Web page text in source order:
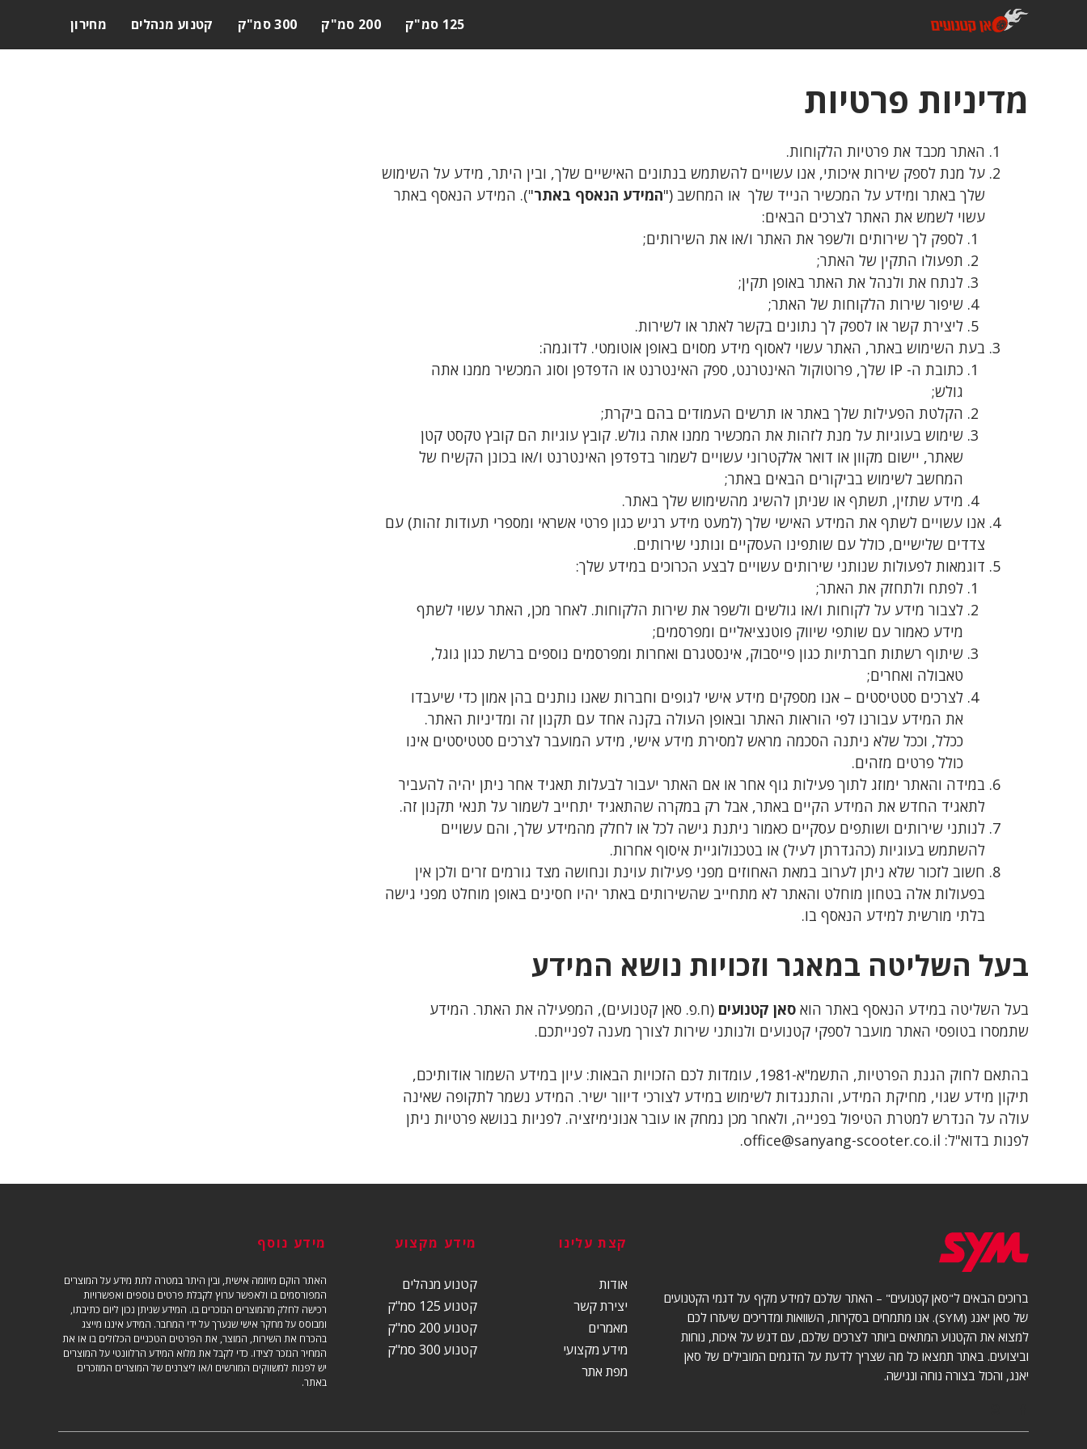
125 סמ"ק 200 סמ"ק 300 סמ"ק קטנוע מנהלים מחירון
מדיניות פרטיות
האתר מכבד את פרטיות הלקוחות.
על מנת לספק שירות איכותי, אנו עשויים להשתמש בנתונים האישיים שלך, ובין היתר, מידע על השימוש
שלך באתר ומידע על המכשיר הנייד שלך או המחשב ("המידע הנאסף באתר"). המידע הנאסף באתר
עשוי לשמש את האתר לצרכים הבאים:
לספק לך שירותים ולשפר את האתר ו/או את השירותים;
תפעולו התקין של האתר;
לנתח את ולנהל את האתר באופן תקין;
שיפור שירות הלקוחות של האתר;
ליצירת קשר או לספק לך נתונים בקשר לאתר או לשירות.
בעת השימוש באתר, האתר עשוי לאסוף מידע מסוים באופן אוטומטי. לדוגמה:
כתובת ה- IP שלך, פרוטוקול האינטרנט, ספק האינטרנט או הדפדפן וסוג המכשיר ממנו אתה
גולש;
הקלטת הפעילות שלך באתר או תרשים העמודים בהם ביקרת;
שימוש בעוגיות על מנת לזהות את המכשיר ממנו אתה גולש. קובץ עוגיות הם קובץ טקסט קטן
שאתר, יישום מקוון או דואר אלקטרוני עשויים לשמור בדפדפן האינטרנט ו/או בכונן הקשיח של
המחשב לשימוש בביקורים הבאים באתר;
מידע שתזין, תשתף או שניתן להשיג מהשימוש שלך באתר.
אנו עשויים לשתף את המידע האישי שלך (למעט מידע רגיש כגון פרטי אשראי ומספרי תעודות זהות) עם
צדדים שלישיים, כולל עם שותפינו העסקיים ונותני שירותים.
דוגמאות לפעולות שנותני שירותים עשויים לבצע הכרוכים במידע שלך:
לפתח ולתחזק את האתר;
לצבור מידע על לקוחות ו/או גולשים ולשפר את שירות הלקוחות. לאחר מכן, האתר עשוי לשתף
מידע כאמור עם שותפי שיווק פוטנציאליים ומפרסמים;
שיתוף רשתות חברתיות כגון פייסבוק, אינסטגרם ואחרות ומפרסמים נוספים ברשת כגון גוגל,
טאבולה ואחרים;
לצרכים סטטיסטים – אנו מספקים מידע אישי לגופים וחברות שאנו נותנים בהן אמון כדי שיעבדו
את המידע עבורנו לפי הוראות האתר ובאופן העולה בקנה אחד עם תקנון זה ומדיניות האתר.
ככלל, וככל שלא ניתנה הסכמה מראש למסירת מידע אישי, מידע המועבר לצרכים סטטיסטים אינו
כולל פרטים מזהים.
במידה והאתר ימוזג לתוך פעילות גוף אחר או אם האתר יעבור לבעלות תאגיד אחר ניתן יהיה להעביר
לתאגיד החדש את המידע הקיים באתר, אבל רק במקרה שהתאגיד יתחייב לשמור על תנאי תקנון זה.
לנותני שירותים ושותפים עסקיים כאמור ניתנת גישה לכל או לחלק מהמידע שלך, והם עשויים
להשתמש בעוגיות (כהגדרתן לעיל) או בטכנולוגיית איסוף אחרות.
חשוב לזכור שלא ניתן לערוב במאת האחוזים מפני פעילות עוינת ונחושה מצד גורמים זרים ולכן אין
בפעולות אלה בטחון מוחלט והאתר לא מתחייב שהשירותים באתר יהיו חסינים באופן מוחלט מפני גישה
בלתי מורשית למידע הנאסף בו.
בעל השליטה במאגר וזכויות נושא המידע
בעל השליטה במידע הנאסף באתר הוא סאן קטנועים (ח.פ. סאן קטנועים), המפעילה את האתר. המידע
שתמסרו בטופסי האתר מועבר לספקי קטנועים ולנותני שירות לצורך מענה לפנייתכם.
בהתאם לחוק הגנת הפרטיות, התשמ"א-1981, עומדות לכם הזכויות הבאות: עיון במידע השמור אודותיכם,
תיקון מידע שגוי, מחיקת המידע, והתנגדות לשימוש במידע לצורכי דיוור ישיר. המידע נשמר לתקופה שאינה
עולה על הנדרש למטרת הטיפול בפנייה, ולאחר מכן נמחק או עובר אנונימיזציה. לפניות בנושא פרטיות ניתן
לפנות בדוא"ל: office@sanyang-scooter.co.il
.
ברוכים הבאים ל"סאן קטנועים" – האתר שלכם למידע מקיף על דגמי הקטנועים
של סאן יאנג (SYM). אנו מתמחים בסקירות, השוואות ומדריכים שיעזרו לכם
למצוא את הקטנוע המתאים ביותר לצרכים שלכם, עם דגש על איכות, נוחות
וביצועים. באתר תמצאו כל מה שצריך לדעת על הדגמים המובילים של סאן
יאנג, והכול בצורה נוחה ונגישה.
קצת עלינו
אודות
יצירת קשר
מאמרים
מידע מקצועי
מפת אתר
מידע מקצוע
קטנוע מנהלים
קטנוע 125 סמ"ק
קטנוע 200 סמ"ק
קטנוע 300 סמ"ק
מידע נוסף
האתר הוקם מיוזמה אישית, ובין היתר במטרה לתת מידע על המוצרים
המפורסמים בו ולאפשר ערוץ לקבלת פרטים נוספים ואפשרויות
רכישה לחלק מהמוצרים הנזכרים בו. המידע שניתן נכון ליום כתיבתו,
ומבוסס על מחקר אישי שנערך על ידי המחבר. המידע איננו מייצג
בהכרח את השירות, המוצר, את הפרטים הטכניים הכלולים בו או את
המחיר הנזכר לצידו. כדי לקבל את מלוא המידע הרלוונטי על המוצרים
יש לפנות למשווקים המורשים ו/או ליצרנים של המוצרים המוזכרים
באתר.